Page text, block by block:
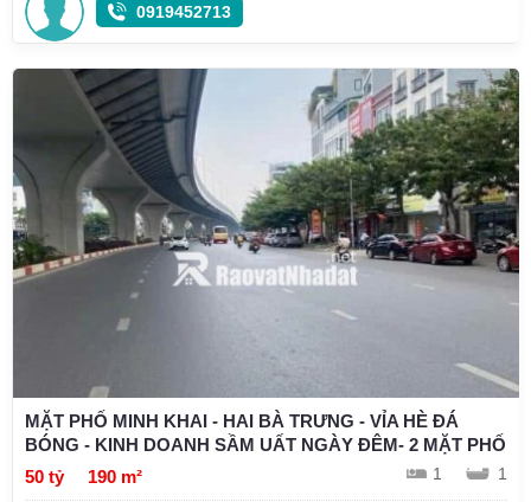
0919452713
MẶT PHỐ MINH KHAI - HAI BÀ TRƯNG - VỈA HÈ ĐÁ
BÓNG - KINH DOANH SẦM UẤT NGÀY ĐÊM- 2 MẶT PHỐ
50 tỷ
190 m² 1 1